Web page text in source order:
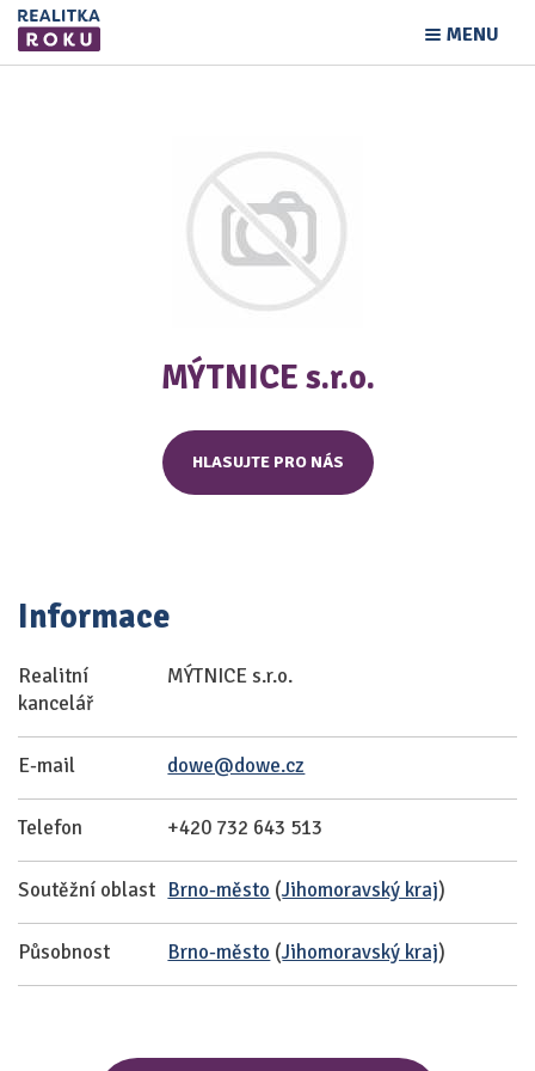
MENU
MÝTNICE s.r.o.
HLASUJTE PRO NÁS
Informace
Realitní
kancelář
MÝTNICE s.r.o.
E-mail dowe@dowe.cz
Telefon +420 732 643 513
Soutěžní oblast Brno-město (Jihomoravský kraj)
Působnost Brno-město (Jihomoravský kraj)